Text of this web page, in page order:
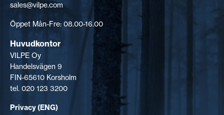
sales@vilpe.com
Öppet Mån-Fre: 08.00-16.00
Huvudkontor
VILPE Oy
Handelsvägen 9
FIN-65610 Korsholm
tel. 020 123 3200
Privacy (ENG)